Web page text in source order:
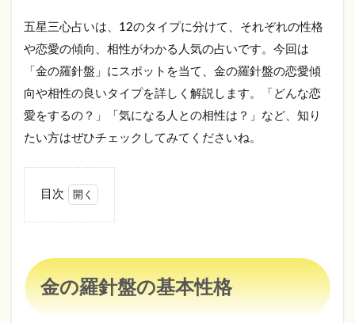
五星三心占いは、12のタイプに分けて、それぞれの性格
や恋愛の傾向、相性がわかる人気の占いです。今回は
「金の羅針盤」にスポットを当て、金の羅針盤の恋愛傾
向や相性の良いタイプを詳しく解説します。「どんな恋
愛をするの？」「気になる人との相性は？」など、知り
たい方はぜひチェックしてみてくださいね。
目次
羅
針
盤
金の羅針盤の基本性格